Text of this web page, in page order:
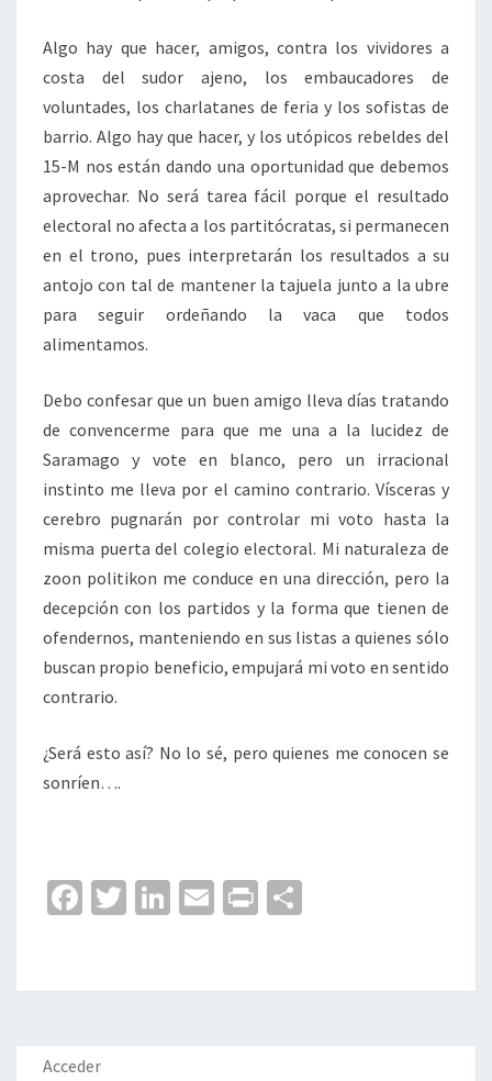
Algo hay que hacer, amigos, contra los vividores a
costa del sudor ajeno, los embaucadores de
voluntades, los charlatanes de feria y los sofistas de
barrio. Algo hay que hacer, y los utópicos rebeldes del
15-M nos están dando una oportunidad que debemos
aprovechar. No será tarea fácil porque el resultado
electoral no afecta a los partitócratas, si permanecen
en el trono, pues interpretarán los resultados a su
antojo con tal de mantener la tajuela junto a la ubre
para seguir ordeñando la vaca que todos
alimentamos.
Debo confesar que un buen amigo lleva días tratando
de convencerme para que me una a la lucidez de
Saramago y vote en blanco, pero un irracional
instinto me lleva por el camino contrario. Vísceras y
cerebro pugnarán por controlar mi voto hasta la
misma puerta del colegio electoral. Mi naturaleza de
zoon politikon me conduce en una dirección, pero la
decepción con los partidos y la forma que tienen de
ofendernos, manteniendo en sus listas a quienes sólo
buscan propio beneficio, empujará mi voto en sentido
contrario.
¿Será esto así? No lo sé, pero quienes me conocen se
sonríen….
Fa
o
o
T
er
Li
dI
n
E
l
Pr
p
ar
Acceder